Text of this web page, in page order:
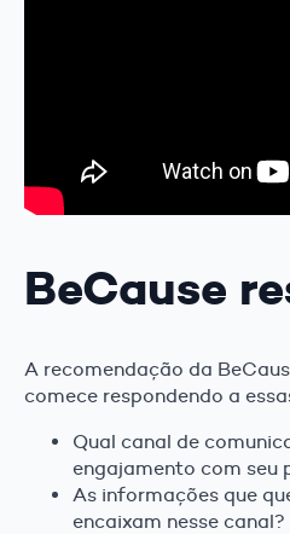
BeCause
A recomendação da
comece respondendo a
Qual canal de
engajamento com seu
As informações que
encaixam nesse canal?